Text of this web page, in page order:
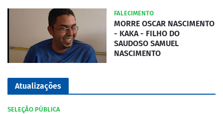
FALECIMENTO
MORRE OSCAR NASCIMENTO
- KAKA - FILHO DO
SAUDOSO SAMUEL
NASCIMENTO
Atualizações
SELEÇÃO PÚBLICA